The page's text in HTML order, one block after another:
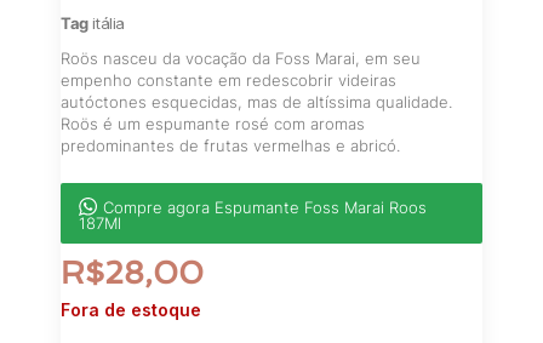
Tag itália
Roös nasceu da vocação da Foss Marai, em seu
empenho constante em redescobrir videiras
autóctones esquecidas, mas de altíssima qualidade.
Roös é um espumante rosé com aromas
predominantes de frutas vermelhas e abricó.
Compre agora Espumante Foss Marai Roos
187Ml
R$28,00
Fora de estoque